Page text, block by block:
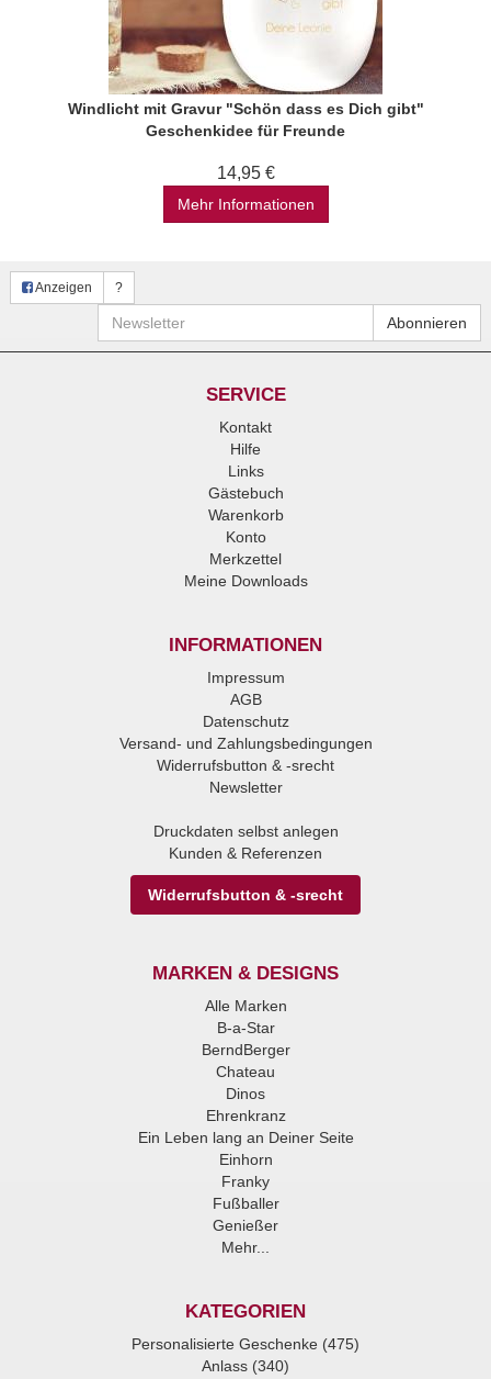
Windlicht mit Gravur "Schön dass es Dich gibt"
Geschenkidee für Freunde
14,95 €
Mehr Informationen
Anzeigen ?
Newsletter Abonnieren
SERVICE
Kontakt
Hilfe
Links
Gästebuch
Warenkorb
Konto
Merkzettel
Meine Downloads
INFORMATIONEN
Impressum
AGB
Datenschutz
Versand- und Zahlungsbedingungen
Widerrufsbutton & -srecht
Newsletter
Druckdaten selbst anlegen
Kunden & Referenzen
Widerrufsbutton & -srecht
MARKEN & DESIGNS
Alle Marken
B-a-Star
BerndBerger
Chateau
Dinos
Ehrenkranz
Ein Leben lang an Deiner Seite
Einhorn
Franky
Fußballer
Genießer
Mehr...
KATEGORIEN
Personalisierte Geschenke (475)
Anlass (340)